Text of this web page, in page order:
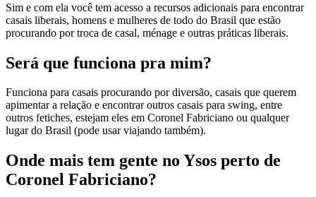
Sim e com ela você tem acesso a recursos adicionais para encontrar
casais liberais, homens e mulheres de todo do Brasil que estão
procurando por troca de casal, ménage e outras práticas liberais.
Será que funciona pra mim?
Funciona para casais procurando por diversão, casais que querem
apimentar a relação e encontrar outros casais para swing, entre
outros fetiches, estejam eles em Coronel Fabriciano ou qualquer
lugar do Brasil (pode usar viajando também).
Onde mais tem gente no Ysos perto de
Coronel Fabriciano?